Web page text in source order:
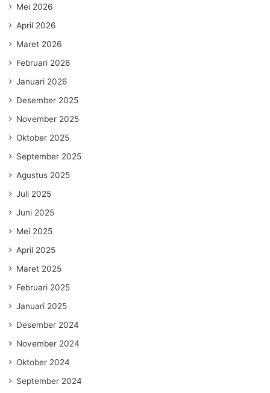
Mei 2026
April 2026
Maret 2026
Februari 2026
Januari 2026
Desember 2025
November 2025
Oktober 2025
September 2025
Agustus 2025
Juli 2025
Juni 2025
Mei 2025
April 2025
Maret 2025
Februari 2025
Januari 2025
Desember 2024
November 2024
Oktober 2024
September 2024